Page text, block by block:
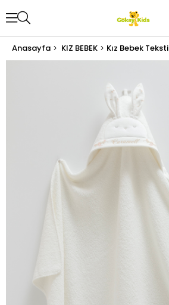
Anasayfa KIZ BEBEK Kız Bebek